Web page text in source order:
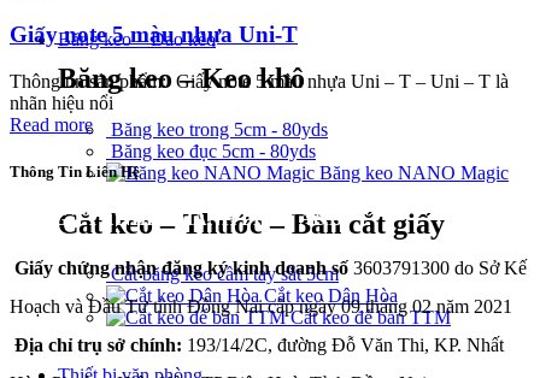
Băng keo – Dao kéo
Băng keo – Keo khô
Băng keo trong 5cm - 80yds
Băng keo đục 5cm - 80yds
Băng keo NANO Magic
Cắt keo – Thước – Bàn cắt giấy
Cắt băng keo cầm tay sắt 5cm
Cắt keo Dân Hòa
Cắt keo để bàn TTM
Giấy note 5 màu nhựa Uni-T
Thông tin sản phẩm: Giấy note 5 màu nhựa Uni – T – Uni – T là
nhãn hiệu nổi
Read more
Thông Tin Liên Hệ
CÔNG TY TNHH THÀNH PHÁT A&B
Giấy chứng nhận đăng ký kinh doanh số 3603791300 do Sở Kế
Hoạch và Đầu Tư tỉnh Đồng Nai cấp ngày 09 tháng 02 năm 2021
Địa chỉ trụ sở chính: 193/14/2C, đường Đỗ Văn Thi, KP. Nhất